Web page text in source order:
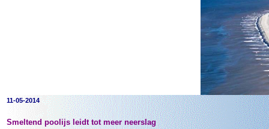
11-05-2014
Smeltend poolijs leidt tot meer neerslag